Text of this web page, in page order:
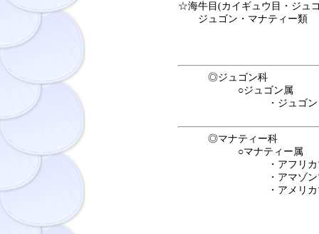
☆海牛目(カイギュウ目・ジュ
ジュゴン・マナティー類
◎ジュゴン科
○ジュゴン属
・ジュゴン
◎マナティー科
○マナティー属
・アフリカマナ
・アマゾンマナ
・アメリカマナ